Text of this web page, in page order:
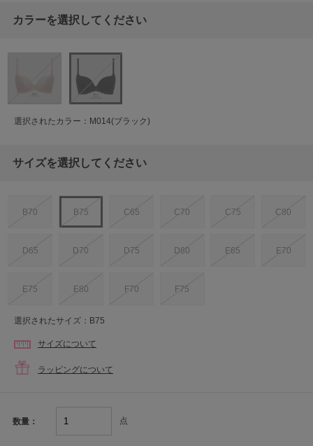
カラーを選択してください
選択されたカラー：M014(ブラック)
サイズを選択してください
B70 B75 C65 C70 C75 C80
D65 D70 D75 D80 E65 E70
E75 E80 F70 F75
選択されたサイズ：B75
サイズについて
ラッピングについて
数量： 点